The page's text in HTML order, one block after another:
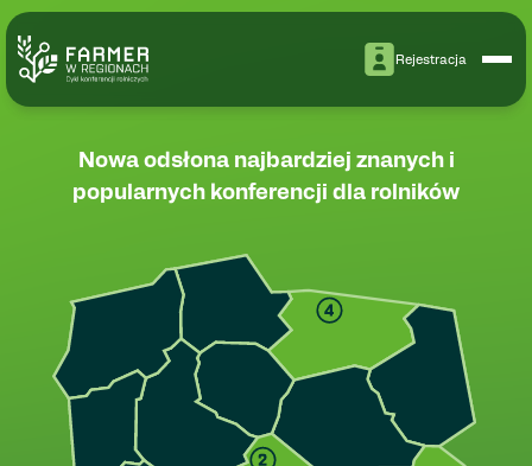
Rejestracja
Nowa odsłona najbardziej znanych i
popularnych konferencji dla rolników